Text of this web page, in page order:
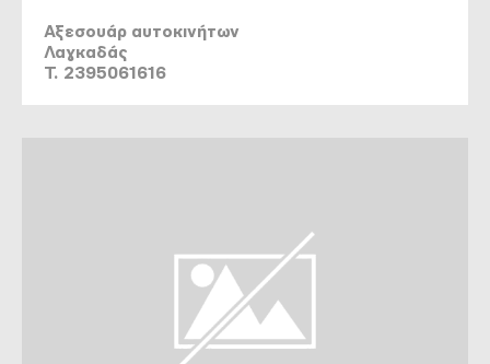
Αξεσουάρ αυτοκινήτων
Λαγκαδάς
T. 2395061616